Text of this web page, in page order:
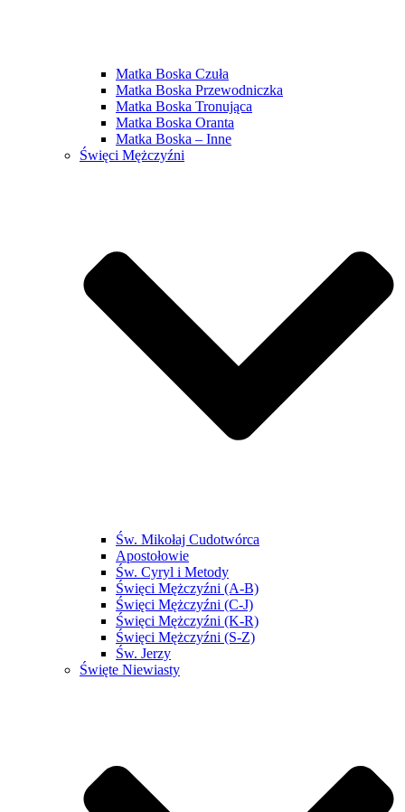
Matka Boska Czuła
Matka Boska Przewodniczka
Matka Boska Tronująca
Matka Boska Oranta
Matka Boska – Inne
Święci Mężczyźni
Św. Mikołaj Cudotwórca
Apostołowie
Św. Cyryl i Metody
Święci Mężczyźni (A-B)
Święci Mężczyźni (C-J)
Święci Mężczyźni (K-R)
Święci Mężczyźni (S-Z)
Św. Jerzy
Święte Niewiasty